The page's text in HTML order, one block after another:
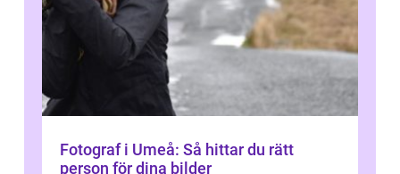
Fotograf i Umeå: Så hittar du rätt
person för dina bilder